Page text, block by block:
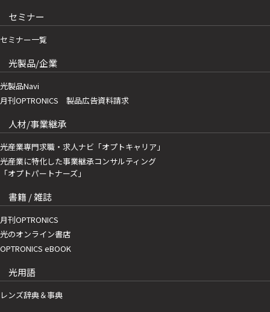
セミナー
セミナー一覧
光製品/企業
光製品Navi
月刊OPTRONICS 製品広告資料請求
人材/事業継承
光産業専門求職・求人ナビ「オプトキャリア」
光産業に特化した事業継承コンサルティング
「オプトパートナーズ」
書籍 / 雑誌
月刊OPTRONICS
光のオンライン書店
OPTRONICS eBOOK
光用語
レンズ辞典＆事典